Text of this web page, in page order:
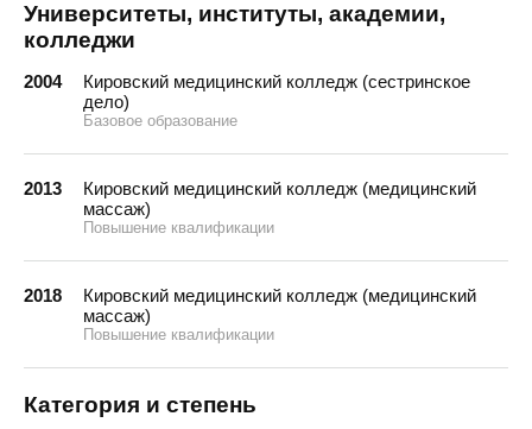
Университеты, институты, академии,
колледжи
2004
Кировский медицинский колледж (сестринское
дело)
Базовое образование
2013
Кировский медицинский колледж (медицинский
массаж)
Повышение квалификации
2018
Кировский медицинский колледж (медицинский
массаж)
Повышение квалификации
Категория и степень